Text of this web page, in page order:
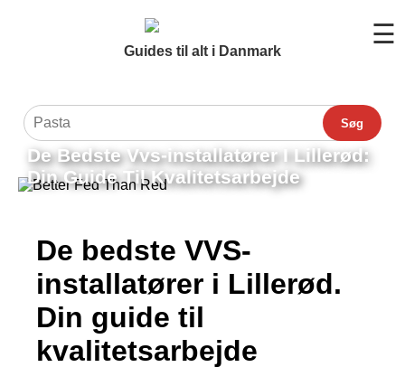
Guides til alt i Danmark
☰
Søg
De Bedste Vvs-installatører I Lillerød:
Din Guide Til Kvalitetsarbejde
De bedste VVS-
installatører i Lillerød.
Din guide til
kvalitetsarbejde